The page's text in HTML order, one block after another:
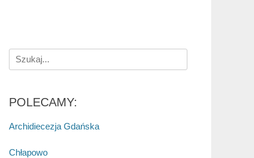
Search
for:
POLECAMY:
Archidiecezja Gdańska
Chłapowo